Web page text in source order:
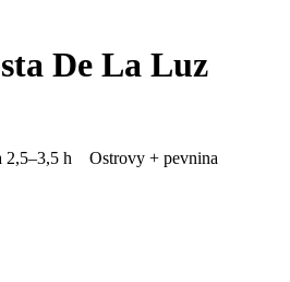
De La Luz
2,5–3,5 h
Ostrovy + pevnina